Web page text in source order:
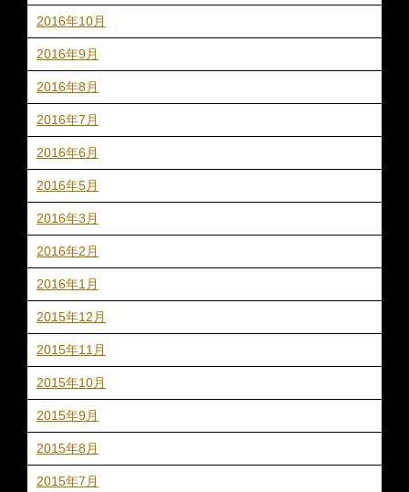
2016年10月
2016年9月
2016年8月
2016年7月
2016年6月
2016年5月
2016年3月
2016年2月
2016年1月
2015年12月
2015年11月
2015年10月
2015年9月
2015年8月
2015年7月